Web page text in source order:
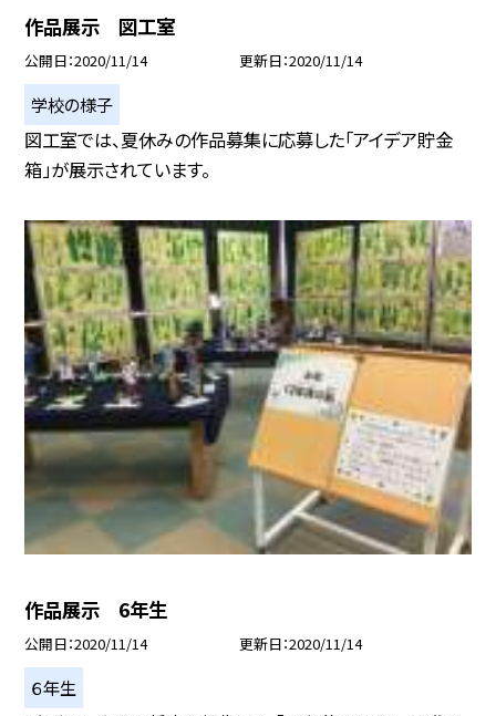
作品展示 図工室
公開日 2020/11/14 更新日 2020/11/14
学校の様子
図工室では、夏休みの作品募集に応募した「アイデア貯金
箱」が展示されています。
作品展示 6年生
公開日 2020/11/14 更新日 2020/11/14
６年生